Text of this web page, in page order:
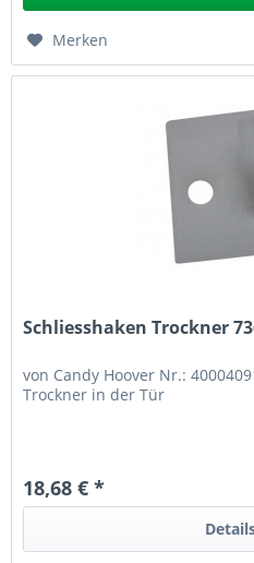
Merken
Schliesshaken Trockner
von Candy Hoover Nr.:
Trockner in der Tür
18,68 € *